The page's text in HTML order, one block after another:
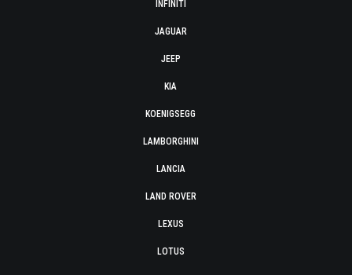
INFINITI
JAGUAR
JEEP
KIA
KOENIGSEGG
LAMBORGHINI
LANCIA
LAND ROVER
LEXUS
LOTUS